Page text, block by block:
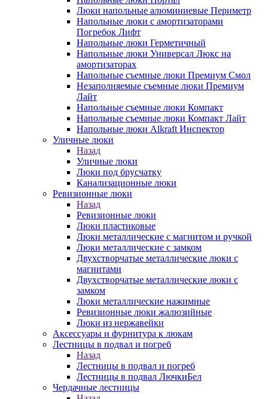
Люки напольные алюминиевые Периметр
Напольные люки с амортизаторами
Погребок Лифт
Напольные люки Герметичный
Напольные люки Универсал Люкс на
амортизаторах
Напольные съемные люки Премиум Смол
Незаполняемые съемные люки Премиум
Лайт
Напольные съемные люки Компакт
Напольные съемные люки Компакт Лайт
Напольные люки Alkraft Инспектор
Уличные люки
Назад
Уличные люки
Люки под брусчатку
Канализационные люки
Ревизионные люки
Назад
Ревизионные люки
Люки пластиковые
Люки металлические с магнитом и ручкой
Люки металлические с замком
Двухстворчатые металлические люки с
магнитами
Двухстворчатые металлические люки с
замком
Люки металлические нажимные
Ревизионные люки жалюзийные
Люки из нержавейки
Аксессуары и фурнитура к люкам
Лестницы в подвал и погреб
Назад
Лестницы в подвал и погреб
Лестницы в подвал ЛючкиБел
Чердачные лестницы